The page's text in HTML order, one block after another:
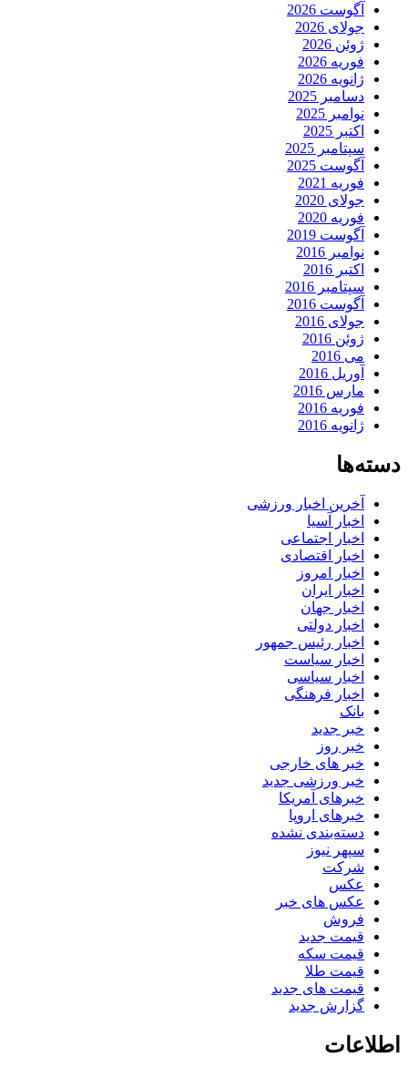
آگوست 2026
جولای 2026
ژوئن 2026
فوریه 2026
ژانویه 2026
دسامبر 2025
نوامبر 2025
اکتبر 2025
سپتامبر 2025
آگوست 2025
فوریه 2021
جولای 2020
فوریه 2020
آگوست 2019
نوامبر 2016
اکتبر 2016
سپتامبر 2016
آگوست 2016
جولای 2016
ژوئن 2016
می 2016
آوریل 2016
مارس 2016
فوریه 2016
ژانویه 2016
دسته‌ها
آخرین اخبار ورزشی
اخبار آسیا
اخبار اجتماعی
اخبار اقتصادی
اخبار امروز
اخبار ایران
اخبار جهان
اخبار دولتی
اخبار رئیس جمهور
اخبار سیاست
اخبار سیاسی
اخبار فرهنگی
بانک
خبر جدید
خبر روز
خبر های خارجی
خبر ورزشی جدید
خبرهای آمریکا
خبرهای اروپا
دسته‌بندی نشده
سپهر نیوز
شرکت
عکس
عکس های خبر
فروش
قیمت جدید
قیمت سکه
قیمت طلا
قیمت های جدید
گزارش جدید
اطلاعات